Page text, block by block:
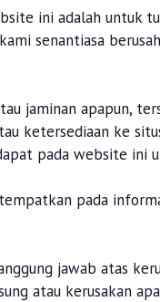
ini adalah untuk
senantiasa
jaminan apapun,
ketersediaan ke
pada website ini
pada
jawab atas
atau kerusakan